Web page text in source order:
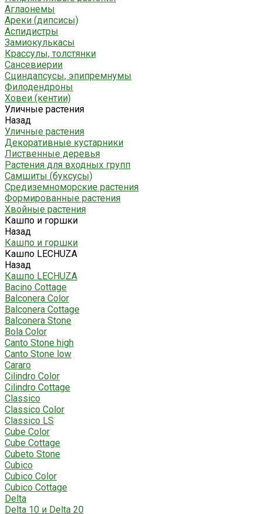
Аглаонемы
Ареки (дипсисы)
Аспидистры
Замиокулькасы
Крассулы, толстянки
Сансевиерии
Сциндапсусы, эпипремнумы
Филодендроны
Ховеи (кентии)
Уличные растения
Назад
Уличные растения
Декоративные кустарники
Лиственные деревья
Растения для входных групп
Самшиты (буксусы)
Средиземноморские растения
Формированные растения
Хвойные растения
Кашпо и горшки
Назад
Кашпо и горшки
Кашпо LECHUZA
Назад
Кашпо LECHUZA
Bacino Cottage
Balconera Color
Balconera Cottage
Balconera Stone
Bola Color
Canto Stone high
Canto Stone low
Cararo
Cilindro Color
Cilindro Cottage
Classico
Classico Color
Classico LS
Cube Color
Cube Cottage
Cubeto Stone
Cubico
Cubico Color
Cubico Cottage
Delta
Delta 10 и Delta 20